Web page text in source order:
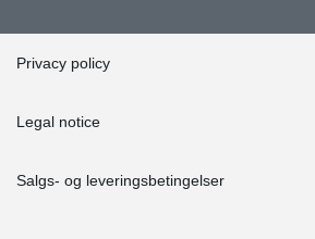
Privacy policy
Legal notice
Salgs- og leveringsbetingelser